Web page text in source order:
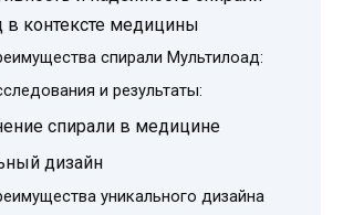
в контексте медицины
спирали Мультилоад:
и результаты:
спирали в медицине
дизайн
уникального дизайна